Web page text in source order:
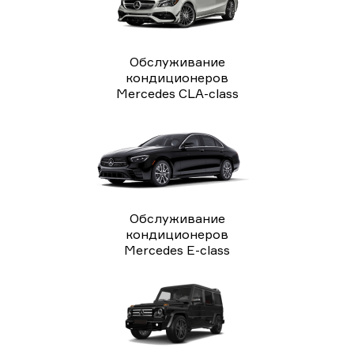
Обслуживание
кондиционеров
Mercedes CLA-class
Обслуживание
кондиционеров
Mercedes E-class